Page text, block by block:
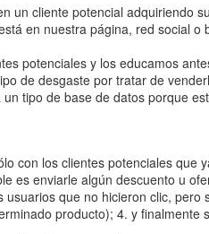
un cliente potencial adquiriendo
en nuestra página, red social
potenciales y los educamos
de desgaste por tratar de
tipo de base de datos porque
con los clientes potenciales
es enviarle algún descuento u
que no hicieron clic,
producto); 4. y